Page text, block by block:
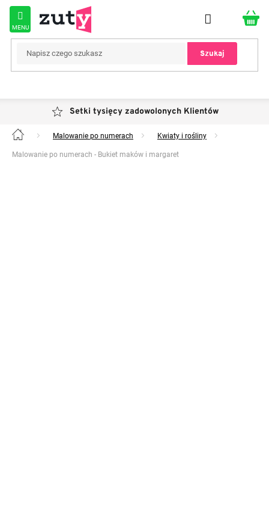
Przejść
treści
Szukaj
Setki tysięcy zadowolonych Klientów
Home Malowanie po numerach Kwiaty i rośliny
Malowanie po numerach - Bukiet maków i margaret